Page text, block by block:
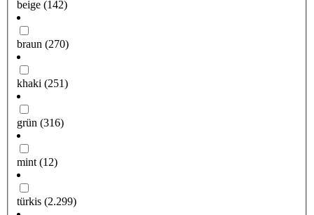
beige (142)
braun (270)
khaki (251)
grün (316)
mint (12)
türkis (2.299)